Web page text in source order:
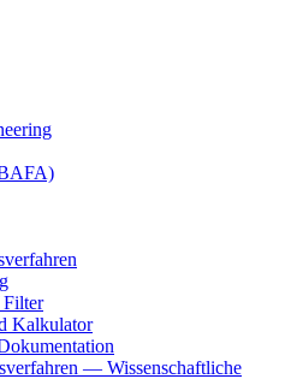
Filter
Kalkulator
— Wissenschaftliche